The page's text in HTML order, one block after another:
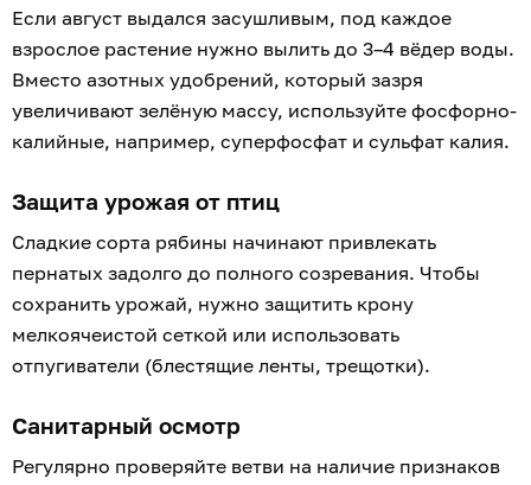
Если август выдался засушливым, под каждое
взрослое растение нужно вылить до 3–4 вёдер воды.
Вместо азотных удобрений, который зазря
увеличивают зелёную массу, используйте фосфорно-
калийные, например, суперфосфат и сульфат калия.
Защита урожая от птиц
Сладкие сорта рябины начинают привлекать
пернатых задолго до полного созревания. Чтобы
сохранить урожай, нужно защитить крону
мелкоячеистой сеткой или использовать
отпугиватели (блестящие ленты, трещотки).
Санитарный осмотр
Регулярно проверяйте ветви на наличие признаков